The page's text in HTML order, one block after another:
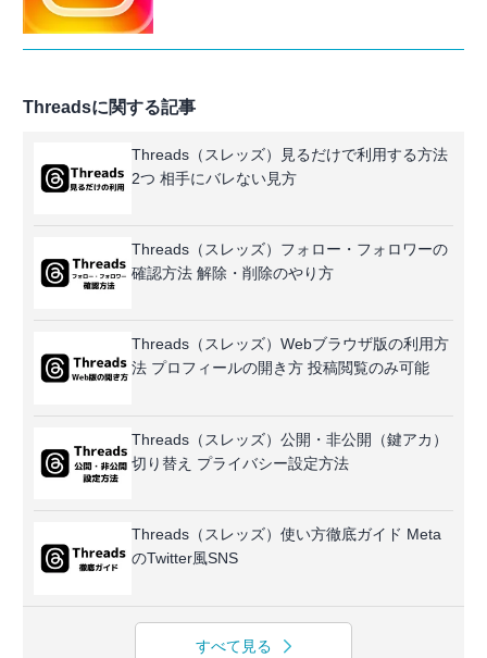
Threadsに関する記事
Threads（スレッズ）見るだけで利用する方法
2つ 相手にバレない見方
Threads（スレッズ）フォロー・フォロワーの
確認方法 解除・削除のやり方
Threads（スレッズ）Webブラウザ版の利用方
法 プロフィールの開き方 投稿閲覧のみ可能
Threads（スレッズ）公開・非公開（鍵アカ）
切り替え プライバシー設定方法
Threads（スレッズ）使い方徹底ガイド Meta
のTwitter風SNS
すべて見る